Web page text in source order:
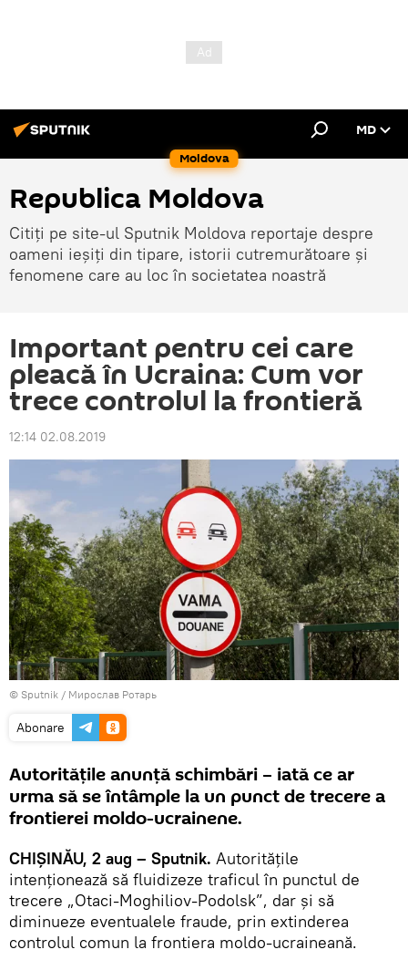
Moldova
MD
Republica Moldova
Citiți pe site-ul Sputnik Moldova reportaje despre
oameni ieșiți din tipare, istorii cutremurătoare și
fenomene care au loc în societatea noastră
Important pentru cei care
pleacă în Ucraina: Cum vor
trece controlul la frontieră
12:14 02.08.2019
© Sputnik / Мирослав Ротарь
Abonare
Autoritățile anunță schimbări – iată ce ar
urma să se întâmple la un punct de trecere a
frontierei moldo-ucrainene.
CHIȘINĂU, 2 aug – Sputnik. Autoritățile
intenționează să fluidizeze traficul în punctul de
trecere „Otaci-Moghiliov-Podolsk”, dar și să
diminueze eventualele fraude, prin extinderea
controlul comun la frontiera moldo-ucraineană.